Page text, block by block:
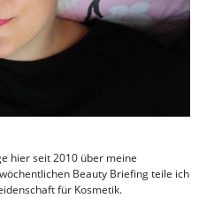
hier seit 2010 über meine
Beauty Briefing teile ich
für Kosmetik.